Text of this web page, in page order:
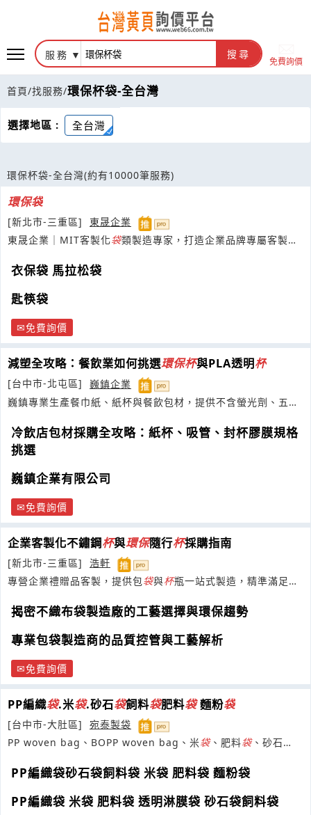
服務 搜尋
免費詢價
首頁/找服務/環保杯袋-全台灣
選擇地區 : 全台灣
環保杯袋-全台灣(約有10000筆服務)
環保袋
[新北市-三重區]
東晟企業
東晟企業｜MIT客製化袋類製造專家，打造企業品牌專屬客製方
衣保袋 馬拉松袋
匙筷袋
免費詢價
減塑全攻略：餐飲業如何挑選環保杯與PLA透明杯
[台中市-北屯區]
巍鎮企業
巍鎮專業生產餐巾紙、紙杯與餐飲包材，提供不含螢光劑、五星
冷飲店包材採購全攻略：紙杯、吸管、封杯膠膜規格
挑選
巍鎮企業有限公司
免費詢價
企業客製化不鏽鋼杯與環保隨行杯採購指南
[新北市-三重區]
浩軒
專營企業禮贈品客製，提供包袋與杯瓶一站式製造，精準滿足行
揭密不織布袋製造廠的工藝選擇與環保趨勢
專業包袋製造商的品質控管與工藝解析
免費詢價
PP編織袋.米袋.砂石袋飼料袋肥料袋麵粉袋
[台中市-大肚區]
宛泰製袋
PP woven bag、BOPP woven bag、米袋、肥料袋、砂石
PP編織袋砂石袋飼料袋 米袋 肥料袋 麵粉袋
PP編織袋 米袋 肥料袋 透明淋膜袋 砂石袋飼料袋